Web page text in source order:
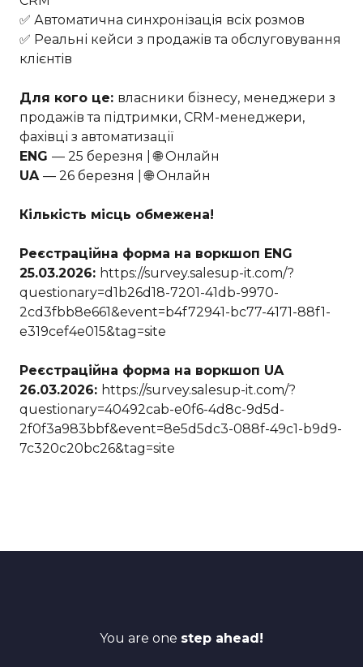
✅ Автоматична синхронізація всіх розмов
✅ Реальні кейси з продажів та обслуговування
клієнтів
Для кого це: власники бізнесу, менеджери з
продажів та підтримки, CRM-менеджери,
фахівці з автоматизації
ENG — 25 березня | 🌐 Онлайн
UA — 26 березня | 🌐 Онлайн
Кількість місць обмежена!
Реєстраційна форма на воркшоп ENG
25.03.2026: https://survey.salesup-it.com/?
questionary=d1b26d18-7201-41db-9970-
2cd3fbb8e661&event=b4f72941-bc77-4171-88f1-
e319cef4e015&tag=site
Реєстраційна форма на воркшоп UA
26.03.2026: https://survey.salesup-it.com/?
questionary=40492cab-e0f6-4d8c-9d5d-
2f0f3a983bbf&event=8e5d5dc3-088f-49c1-b9d9-
7c320c20bc26&tag=site
You are one step ahead!